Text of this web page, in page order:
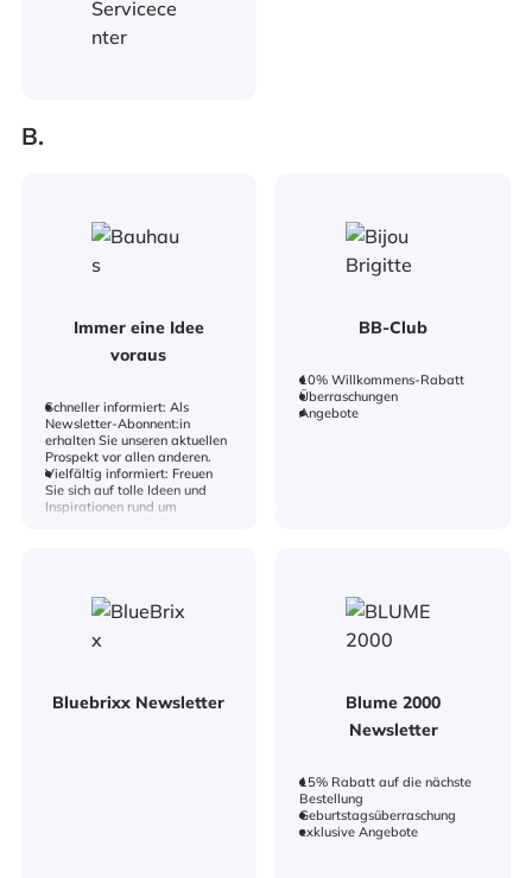
B.
Immer eine Idee
voraus
Schneller informiert: Als
Newsletter-Abonnent:in
erhalten Sie unseren aktuellen
Prospekt vor allen anderen.
Vielfältig informiert: Freuen
Sie sich auf tolle Ideen und
Inspirationen rund um
BB-Club
10% Willkommens-Rabatt
Überraschungen
Angebote
Bluebrixx Newsletter
Blume 2000
Newsletter
15% Rabatt auf die nächste
Bestellung
Geburtstagsüberraschung
exklusive Angebote